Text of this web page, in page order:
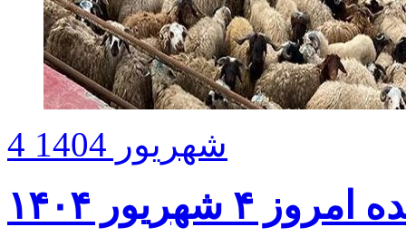
4 شهریور 1404
شهریور ۱۴۰۴